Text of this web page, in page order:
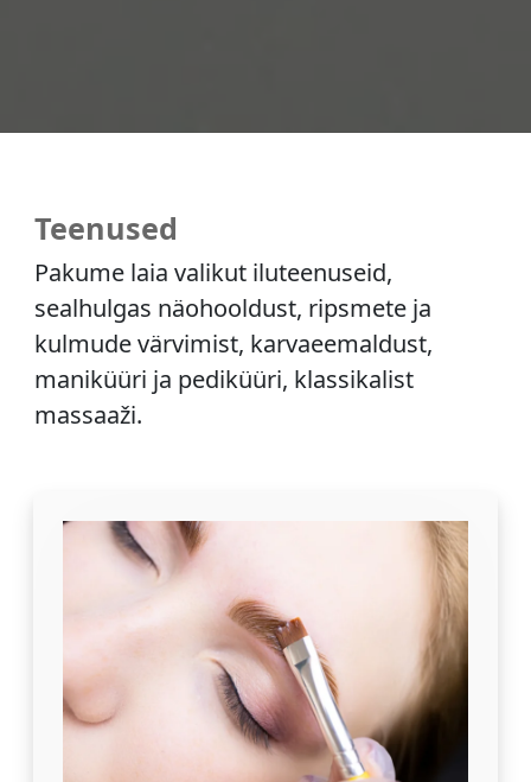
Teenused
Pakume laia valikut iluteenuseid,
sealhulgas näohooldust, ripsmete ja
kulmude värvimist, karvaeemaldust,
maniküüri ja pediküüri, klassikalist
massaaži.